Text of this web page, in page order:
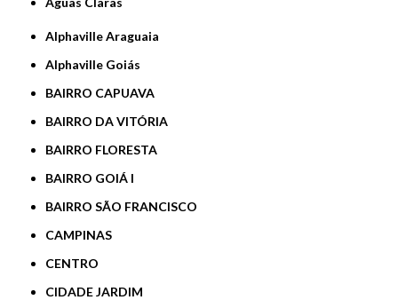
Alphaville Araguaia
Alphaville Goiás
BAIRRO CAPUAVA
BAIRRO DA VITÓRIA
BAIRRO FLORESTA
BAIRRO GOIÁ I
BAIRRO SÃO FRANCISCO
CAMPINAS
CENTRO
CIDADE JARDIM